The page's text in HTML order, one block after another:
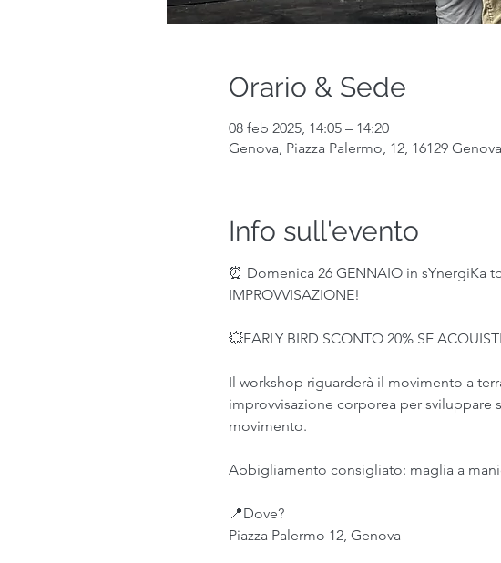
Orario & Sede
08 feb 2025, 14:05 – 14:20
Genova, Piazza Palermo, 12, 16129
Info sull'evento
⏰ Domenica 26 GENNAIO in sYnergiKa
IMPROVVISAZIONE!
💥EARLY BIRD SCONTO 20% SE
Il workshop riguarderà il movimento a
improvvisazione corporea per sviluppare
movimento.
Abbigliamento consigliato: maglia a
📍Dove?
Piazza Palermo 12, Genova